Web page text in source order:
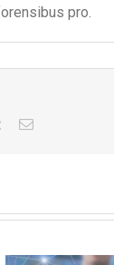
pro.
Vk
E-